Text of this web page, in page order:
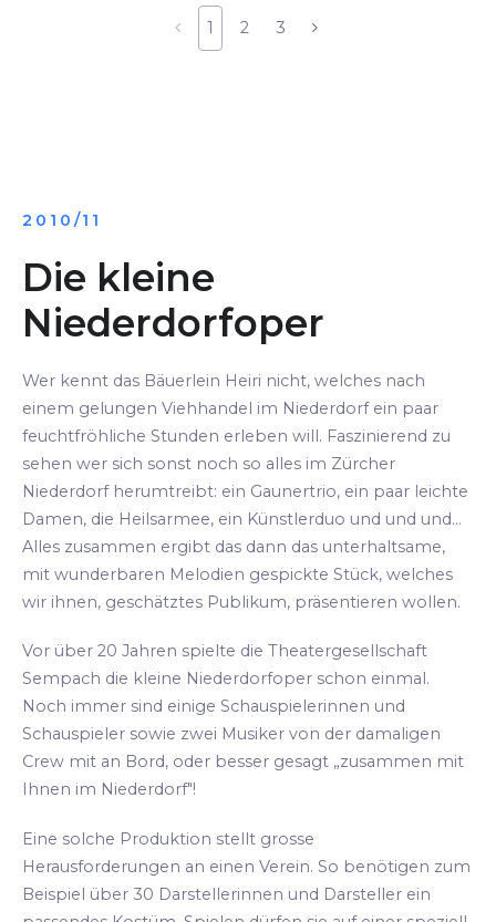
1 2 3
2010/11
Die kleine
Niederdorfoper
Wer kennt das Bäuerlein Heiri nicht, welches nach
einem gelungen Viehhandel im Niederdorf ein paar
feuchtfröhliche Stunden erleben will. Faszinierend zu
sehen wer sich sonst noch so alles im Zürcher
Niederdorf herumtreibt: ein Gaunertrio, ein paar leichte
Damen, die Heilsarmee, ein Künstlerduo und und und...
Alles zusammen ergibt das dann das unterhaltsame,
mit wunderbaren Melodien gespickte Stück, welches
wir ihnen, geschätztes Publikum, präsentieren wollen.
Vor über 20 Jahren spielte die Theatergesellschaft
Sempach die kleine Niederdorfoper schon einmal.
Noch immer sind einige Schauspielerinnen und
Schauspieler sowie zwei Musiker von der damaligen
Crew mit an Bord, oder besser gesagt „zusammen mit
Ihnen im Niederdorf"!
Eine solche Produktion stellt grosse
Herausforderungen an einen Verein. So benötigen zum
Beispiel über 30 Darstellerinnen und Darsteller ein